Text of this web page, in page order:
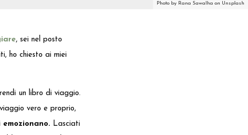
Photo by Rana Sawalha on Unsplash
, sei nel posto
ho chiesto ai miei
un libro di viaggio.
vero e proprio,
Lasciati